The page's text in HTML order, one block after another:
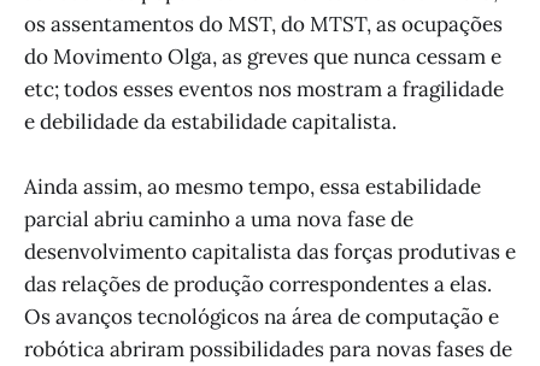
os assentamentos do MST, do MTST, as ocupações
do Movimento Olga, as greves que nunca cessam e
etc; todos esses eventos nos mostram a fragilidade
e debilidade da estabilidade capitalista.
Ainda assim, ao mesmo tempo, essa estabilidade
parcial abriu caminho a uma nova fase de
desenvolvimento capitalista das forças produtivas e
das relações de produção correspondentes a elas.
Os avanços tecnológicos na área de computação e
robótica abriram possibilidades para novas fases de